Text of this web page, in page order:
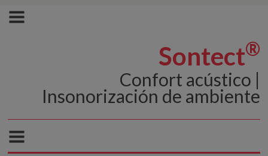
Sontect®
Confort acústico |
Insonorización de ambiente